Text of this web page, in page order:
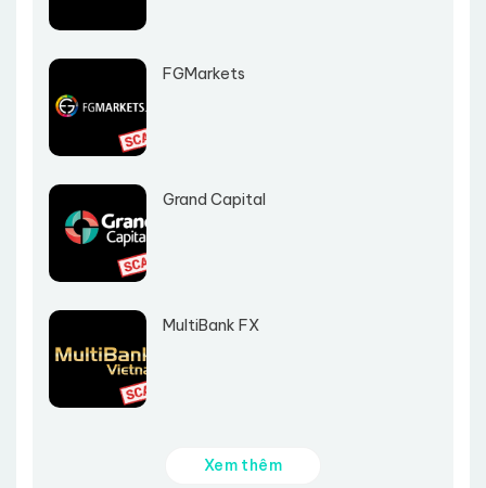
FGMarkets
Grand Capital
MultiBank FX
Xem thêm